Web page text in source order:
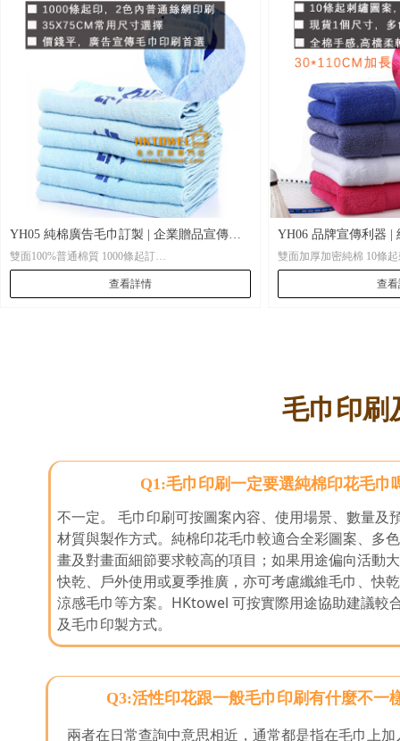
要求訂製特別禮品包裝
•貨 期： 常規15-20天左右貨期
要求訂製特別禮品包裝
•貨 期： 常規15-20天
•打 辦：小批量可也接
YH05 純棉廣告毛巾訂製 | 企業贈品宣傳首
選
雙面100%普通棉質 1000條起訂
•材 質：雙面100%普通棉質
查看詳情
YH06 品牌宣傳利器 |
刺繡印花
雙面加厚加密純棉 10條起刺繡logo，500條起普通印
花
•貨 期： 常規10-15天左
•打 辦：可隨意打版
查
毛巾印刷
Q1:毛巾印刷一定要選純棉印花毛巾
不一定。 毛巾印刷可按圖案內容、使用場景、數量及
材質與製作方式。純棉印花毛巾較適合全彩圖案、多
畫及對畫面細節要求較高的項目；如果用途偏向活動
快乾、戶外使用或夏季推廣，亦可考慮纖維毛巾、快
涼感毛巾等方案。HKtowel 可按實際用途協助建議較
及毛巾印製方式。
Q3:活性印花跟一般毛巾印刷有什麼不一
兩者在日常查詢中意思相近，通常都是指在毛巾上